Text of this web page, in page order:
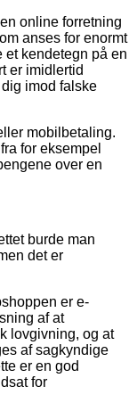
online forretning
anses for enormt
kendetegn på en
er imidlertid
imod falske
mobilbetaling.
for eksempel
over en
burde man
det er
er e-
af at
lovgivning, og at
af sagkyndige
er en god
for